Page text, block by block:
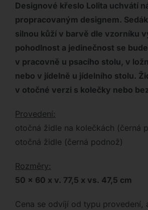
Designové křeslo Lolita uchvátí
propracovaným designem.
silnou kůží v barvě dle vzorníku
pohodlnost a jedinečnost se
v pracovně u psacího stolu, v
nebo v jídelně u jídelního stolu.
v otočné verzi s kolečky nebo
Provedení:
otočná židle na kolečkách (černá
otočná židle (černá podnož)
Rozměry:
50 x 60 x v. 77,5 x vs. 47,5 cm
Cena se odvíjí od typu provedení,